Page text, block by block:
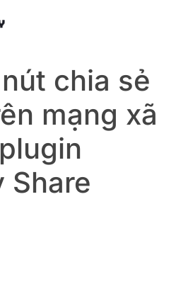
chia sẻ
mạng xã
Share